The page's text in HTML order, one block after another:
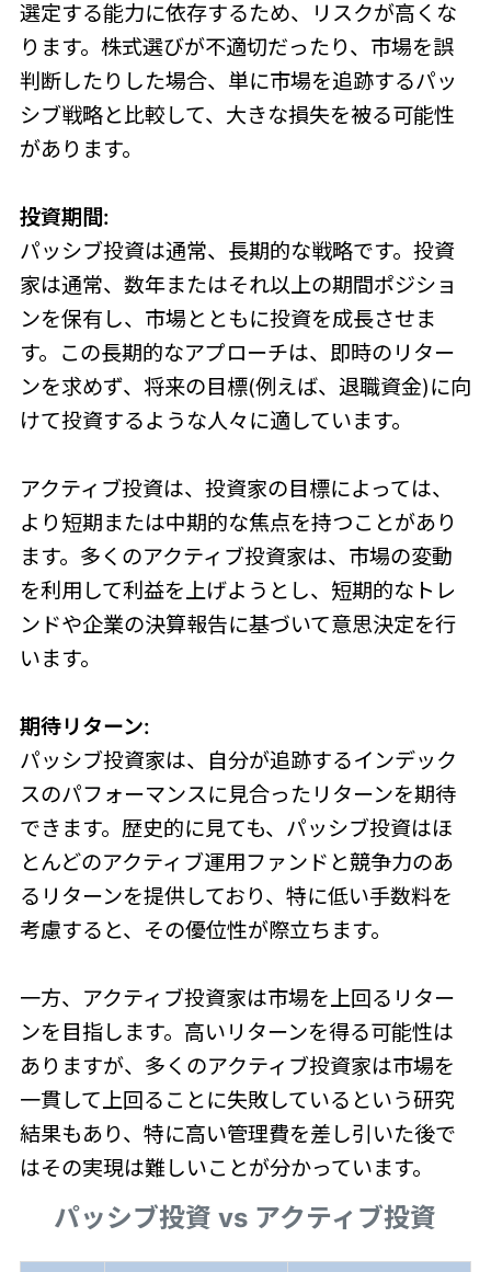
選定する能力に依存するため、リスクが高くな
ります。株式選びが不適切だったり、市場を誤
判断したりした場合、単に市場を追跡するパッ
シブ戦略と比較して、大きな損失を被る可能性
があります。
投資期間:
パッシブ投資は通常、長期的な戦略です。投資
家は通常、数年またはそれ以上の期間ポジショ
ンを保有し、市場とともに投資を成長させま
す。この長期的なアプローチは、即時のリター
ンを求めず、将来の目標(例えば、退職資金)に向
けて投資するような人々に適しています。
アクティブ投資は、投資家の目標によっては、
より短期または中期的な焦点を持つことがあり
ます。多くのアクティブ投資家は、市場の変動
を利用して利益を上げようとし、短期的なトレ
ンドや企業の決算報告に基づいて意思決定を行
います。
期待リターン:
パッシブ投資家は、自分が追跡するインデック
スのパフォーマンスに見合ったリターンを期待
できます。歴史的に見ても、パッシブ投資はほ
とんどのアクティブ運用ファンドと競争力のあ
るリターンを提供しており、特に低い手数料を
考慮すると、その優位性が際立ちます。
一方、アクティブ投資家は市場を上回るリター
ンを目指します。高いリターンを得る可能性は
ありますが、多くのアクティブ投資家は市場を
一貫して上回ることに失敗しているという研究
結果もあり、特に高い管理費を差し引いた後で
はその実現は難しいことが分かっています。
パッシブ投資 vs アクティブ投資